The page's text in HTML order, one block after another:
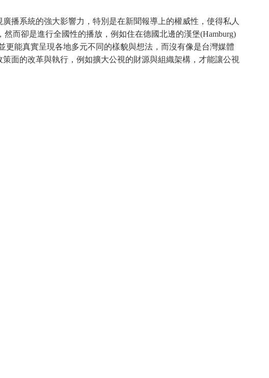
播系統的強大影響力，特別是在新聞報導上的權威性，使得私人
而卻是進行全國性的播放，例如住在德國北邊的漢堡(Hamburg)
能真實呈現各地多元不同的樣貌與想法，而沒有像是台灣媒體
面的改革與執行，例如擴大公視的財源與組織架構，才能讓公視